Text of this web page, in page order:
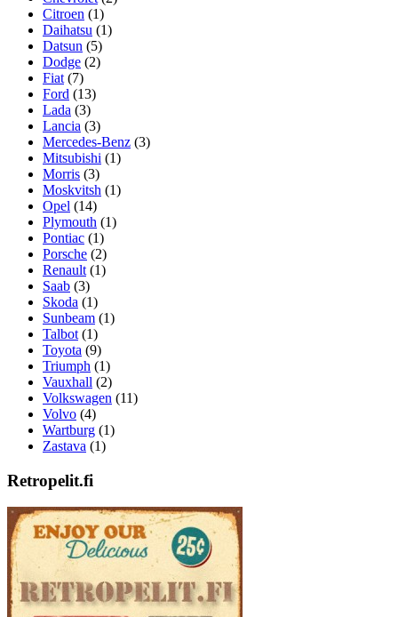
Citroen (1)
Daihatsu (1)
Datsun (5)
Dodge (2)
Fiat (7)
Ford (13)
Lada (3)
Lancia (3)
Mercedes-Benz (3)
Mitsubishi (1)
Morris (3)
Moskvitsh (1)
Opel (14)
Plymouth (1)
Pontiac (1)
Porsche (2)
Renault (1)
Saab (3)
Skoda (1)
Sunbeam (1)
Talbot (1)
Toyota (9)
Triumph (1)
Vauxhall (2)
Volkswagen (11)
Volvo (4)
Wartburg (1)
Zastava (1)
Retropelit.fi